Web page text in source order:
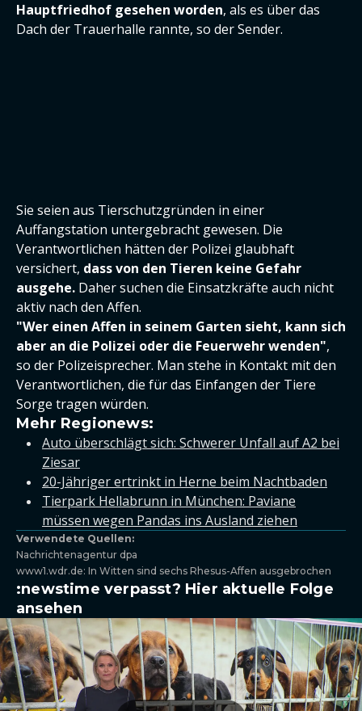
Hauptfriedhof gesehen worden, als es über das
Dach der Trauerhalle rannte, so der Sender.
Sie seien aus Tierschutzgründen in einer
Auffangstation untergebracht gewesen. Die
Verantwortlichen hätten der Polizei glaubhaft
versichert, dass von den Tieren keine Gefahr
ausgehe. Daher suchen die Einsatzkräfte auch nicht
aktiv nach den Affen.
"Wer einen Affen in seinem Garten sieht, kann sich
aber an die Polizei oder die Feuerwehr wenden",
so der Polizeisprecher. Man stehe in Kontakt mit den
Verantwortlichen, die für das Einfangen der Tiere
Sorge tragen würden.
Mehr Regionews:
Auto überschlägt sich: Schwerer Unfall auf A2 bei
Ziesar
20-Jähriger ertrinkt in Herne beim Nachtbaden
Tierpark Hellabrunn in München: Paviane
müssen wegen Pandas ins Ausland ziehen
Verwendete Quellen:
Nachrichtenagentur dpa
www1.wdr.de: In Witten sind sechs Rhesus-Affen ausgebrochen
:newstime verpasst? Hier aktuelle Folge
ansehen